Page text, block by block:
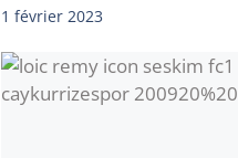
1 février 2023